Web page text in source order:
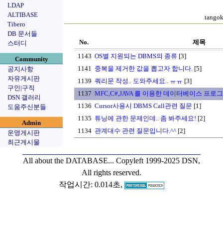
LDAP
ALTIBASE
Tibero
DB 문서들
스터디
Community
공지사항
자유게시판
구인|구직
DSN 갤러리
도움주신분들
Admin
운영게시판
최근게시물
No.
제목
1143 OS별 지원되는 DBMS의 종류 [3]
1141 중복을 제거한 값을 뽑고자 합니다. [5]
1139 쿼리문 작성.. 도와주세요.. ㅠㅠ [3]
1137 MFC,C#,JAVA 를 이용한 데이터베이스 프로
1136 Cursor사용시 DBMS Call관련 질문 [1]
1135 튜닝에 관한 문제인데.. 좀 봐주세요! [2]
1134 관계대수 관련 질문입니다.^^ [2]
All about the DATABASE... Copyleft 1999-2025 DSN,
All rights reserved.
작업시간: 0.014초,